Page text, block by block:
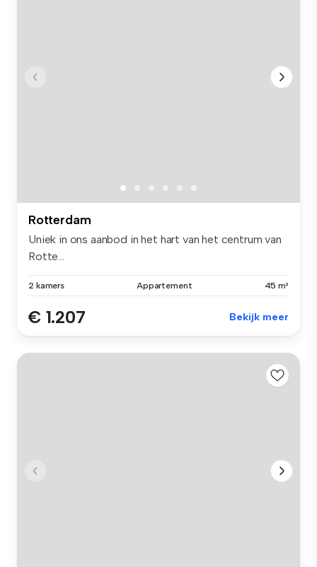
Rotterdam
Uniek in ons aanbod in het hart van het centrum van
Rotte...
2 kamers Appartement 45 m²
€ 1.207 Bekijk meer